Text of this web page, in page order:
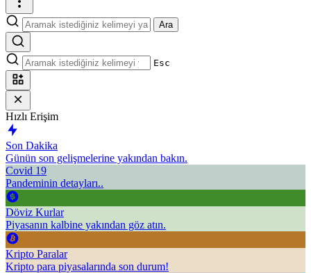
Ara
Esc
Hızlı Erişim
Son Dakika
Günün son gelişmelerine yakından bakın.
Covid 19
Pandeminin detayları..
Döviz Kurlar
Piyasanın kalbine yakından göz atın.
Kripto Paralar
Kripto para piyasalarında son durum!